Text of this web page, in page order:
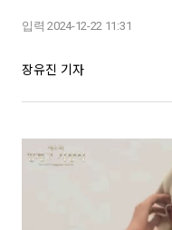
입력 2024-12-22 11:31
장유진 기자